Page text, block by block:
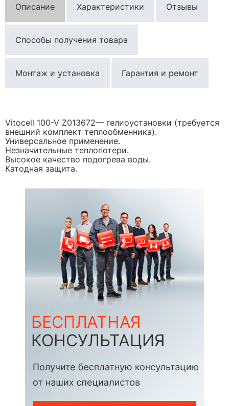
Описание Характеристики Отзывы
Способы получения товара
Монтаж и установка Гарантия и ремонт
Vitocell 100-V Z013672— гелиоустановки (требуется
внешний комплект теплообменника).
Универсальное применение.
Незначительные теплопотери.
Высокое качество подогрева воды.
Катодная защита.